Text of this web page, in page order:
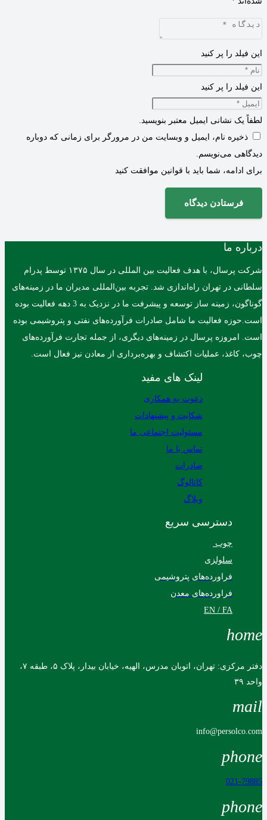
این فیلد را پر کنید
این فیلد را پر کنید
لطفاً یک نشانی ایمیل معتبر بنویسید.
ذخیره نام، ایمیل و وبسایت من در مرورگر برای زمانی که دوباره
دیدگاهی می‌نویسم.
برای ادامه، شما باید با قوانین موافقت کنید
فرستادن دیدگاه
درباره ما
شرکت پرسال، با هدف فعالیت بین المللی در سال ۱۳۷۵ توسط پدرام
سلطانی در تهران راه‌اندازی شد. تجربه بین‌المللی مدیران ما در زمینه‌های
گوناگون، زمینه ساز توسعه و پیشرفت ما در نزدیک به 3 دهه فعالیت بوده
است.حوزه فعالیت ما شامل صادرات فرآورده‌های نفتی و پتروشیمی بوده
است. امروزه پرسال در زمینه‌های دیگری، از جمله تجارت فرآورده‌های
چوب، کاغذ، عملیات اکتشاف و بهره‌برداری از معادن نیز فعال است.
لینک های مفید
دعوت به همکاری
شکایت و پیشنهادات
مسئولیت اجتماعی ما
تماس با ما
صادرات
کاتالوگ
وبلاگ
دسترسی سریع
چوب
سلولزی
فراورده‌های پتروشیمی
فراورده‌های معدن
EN / FA
home
دفتر مرکزی: تهران، اتوبان مدرس، الهیه، خیابان بیدار، پلاک ۵، طبقه ۷،
واحد ۳۹
mail
info@persolco.com
phone
021-79885
phone